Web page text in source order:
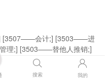
[3507——会计;] [3503——进
理;] [3503——替他人推销;]
在线市场;] [3509——药用、
服务;] [3504——职业介绍;]
搜索 我的